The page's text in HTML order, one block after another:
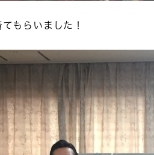
もらいました！